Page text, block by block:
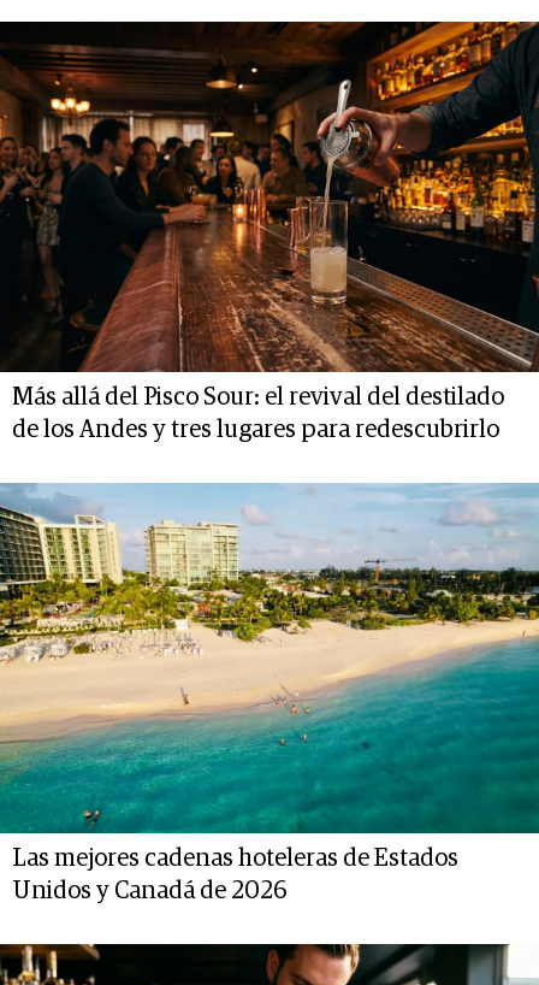
Más allá del Pisco Sour: el revival del destilado
de los Andes y tres lugares para redescubrirlo
Las mejores cadenas hoteleras de Estados
Unidos y Canadá de 2026